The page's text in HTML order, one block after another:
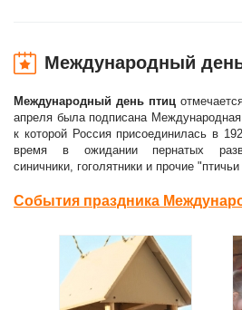
Международный
Международный день птиц
апреля была подписана Международная
к которой Россия присоединилась в
время в ожидании пернатых
синичники, гоголятники и прочие
События праздника